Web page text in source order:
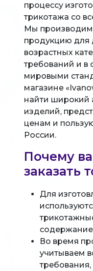
процессу
трикотажа со
Мы производим
продукцию для
возрастных
требований и в
мировыми
магазине
найти широкий
изделий,
ценам и
России.
Почему
заказать
Для
Во время
учитываем